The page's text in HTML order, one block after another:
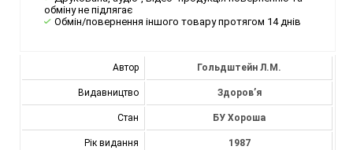
обміну не підлягає
Обмін/повернення іншого товару протягом 14 днів
Автор Гольдштейн Л.М.
Видавництво Здоров’я
Стан БУ Хороша
Рік видання 1987